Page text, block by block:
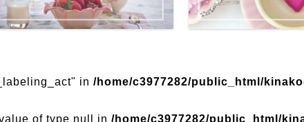
in /home/c3977282/public_html/
of type null in /home/c3977282/public_html/